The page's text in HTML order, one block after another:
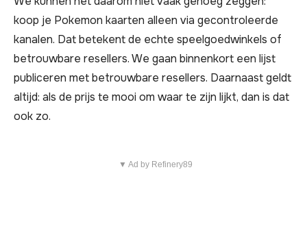
koop je Pokemon kaarten alleen via gecontroleerde
kanalen. Dat betekent de echte speelgoedwinkels of
betrouwbare resellers. We gaan binnenkort een lijst
publiceren met betrouwbare resellers. Daarnaast geldt
altijd: als de prijs te mooi om waar te zijn lijkt, dan is dat
ook zo.
▼ Ad by Refinery89